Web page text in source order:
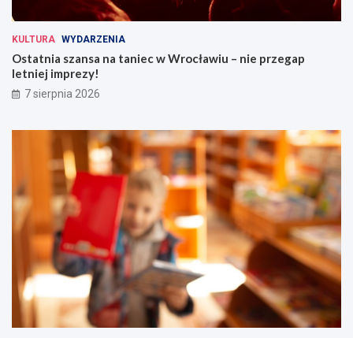
KULTURA WYDARZENIA
Ostatnia szansa na taniec w Wrocławiu – nie przegap
letniej imprezy!
7 sierpnia 2026